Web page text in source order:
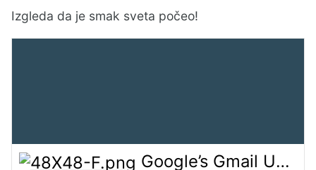
GitHub - QwenLM/Qwen2.5: Qwen2.5 is the large language model series developed by Qwen team, Alibaba Cloud.
Izgleda da je smak sveta počeo!
Google’s Gmail Upgrade—Do Not Leave Your Account At Risk